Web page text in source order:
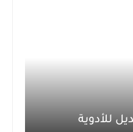
للأدوية